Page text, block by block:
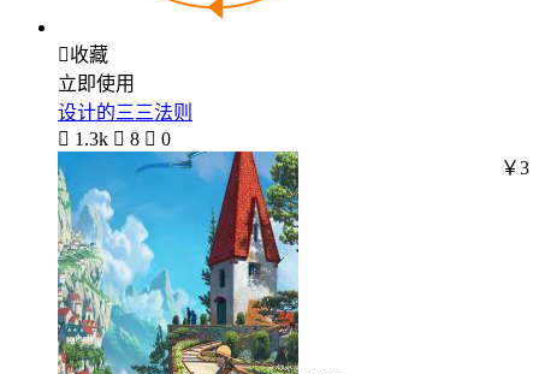
收藏
立即使用
设计的三三法则
 1.3k  8  0
￥3